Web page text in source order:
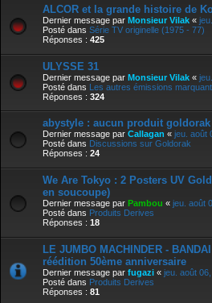
ALCOR et la grande histoire de
Dernier message par Monsieur Vilak «
Posté dans Série TV originelle (1975 - 77)
Réponses : 425
ULYSSE 31
Dernier message par Monsieur Vilak «
Posté dans Les autres émissions
Réponses : 324
abystyle : aucun produit goldorak
Dernier message par Callagan « jeu. août
Posté dans Discussions sur Goldorak
Réponses : 24
We Are Tokyo : 2 Posters UV
en soucoupe)
Dernier message par Pambou « jeu. août
Posté dans Produits Derives
Réponses : 18
LE JUMBO MACHINDER -
réédition 50ème anniversaire
Dernier message par fugazi « jeu. août
Posté dans Produits Derives
Réponses : 81